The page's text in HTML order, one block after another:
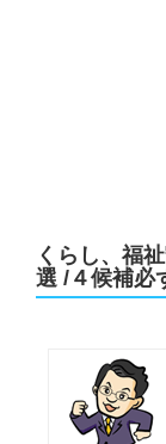
くらし、福
選 /４候補